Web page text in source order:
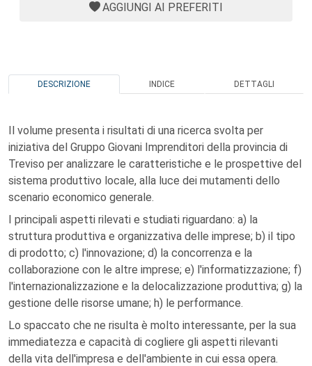
AGGIUNGI AI PREFERITI
DESCRIZIONE INDICE DETTAGLI
Il volume presenta i risultati di una ricerca svolta per
iniziativa del Gruppo Giovani Imprenditori della provincia di
Treviso per analizzare le caratteristiche e le prospettive del
sistema produttivo locale, alla luce dei mutamenti dello
scenario economico generale.
I principali aspetti rilevati e studiati riguardano: a) la
struttura produttiva e organizzativa delle imprese; b) il tipo
di prodotto; c) l'innovazione; d) la concorrenza e la
collaborazione con le altre imprese; e) l'informatizzazione; f)
l'internazionalizzazione e la delocalizzazione produttiva; g) la
gestione delle risorse umane; h) le performance.
Lo spaccato che ne risulta è molto interessante, per la sua
immediatezza e capacità di cogliere gli aspetti rilevanti
della vita dell'impresa e dell'ambiente in cui essa opera.